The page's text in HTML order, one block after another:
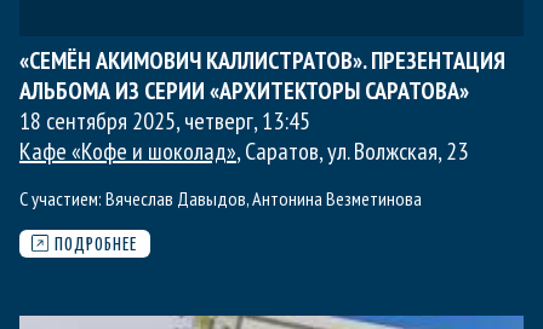
«СЕМЁН АКИМОВИЧ КАЛЛИСТРАТОВ». ПРЕЗЕНТАЦИЯ
АЛЬБОМА ИЗ СЕРИИ «АРХИТЕКТОРЫ САРАТОВА»
18 сентября 2025, четверг,13:45
Кафе «Кофе и шоколад», Саратов, ул. Волжская, 23
С участием: Вячеслав Давыдов,Антонина Везметинова
ПОДРОБНЕЕ